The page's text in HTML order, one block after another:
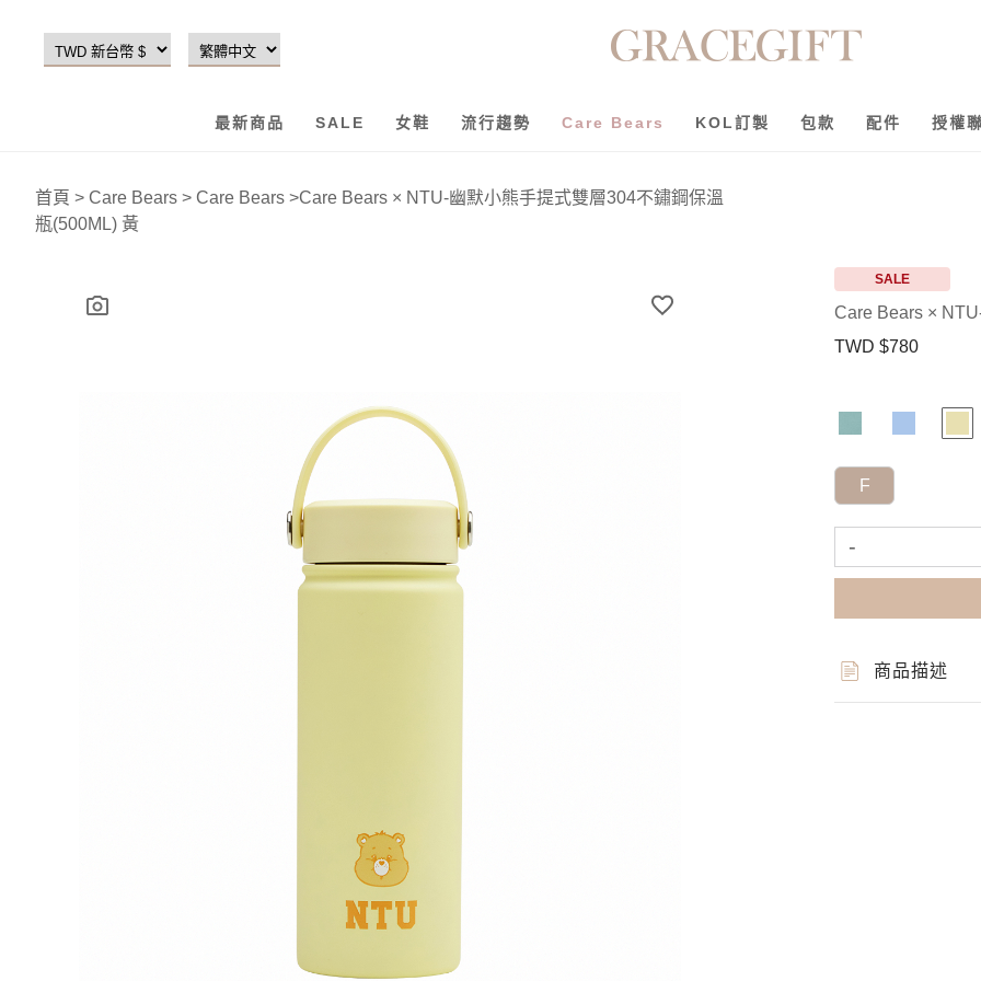
最新商品 SALE 女鞋 流行趨勢 Care Bears KOL訂製 包款 配件 授權
首頁 > Care Bears > Care Bears >Care Bears × NTU-幽默小熊手提式雙層304不鏽鋼保溫
瓶(500ML) 黃
SALE
Care Bears ×
TWD $780
F
-
商品描述